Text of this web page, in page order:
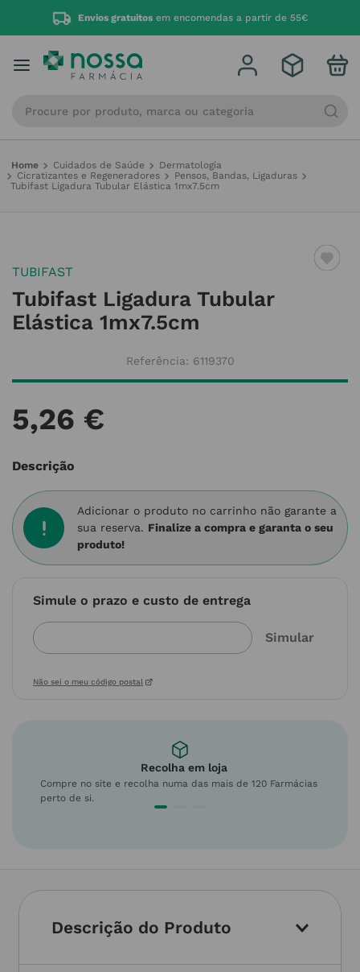
Envios gratuitos em encomendas a partir de 55€
Cuidados de Saúde
Dermatologia
Cicratizantes e Regeneradores
Pensos, Bandas, Ligaduras
Tubifast Ligadura Tubular Elástica 1mx7.5cm
TUBIFAST
Tubifast Ligadura Tubular
Elástica 1mx7.5cm
Referência: 6119370
5,26 €
Descrição
Adicionar o produto no carrinho não garante a
sua reserva. Finalize a compra e garanta o seu
produto!
Simule o prazo e custo de entrega
Não sei o meu código postal
Recolha em loja
Compre no site e recolha numa das mais de 120 Farmácias
perto de si.
Descrição do Produto